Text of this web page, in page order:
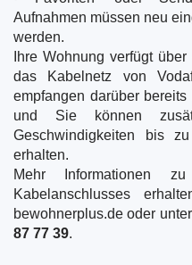
Aufnahmen müssen neu
werden.
Ihre Wohnung verfügt
das Kabelnetz von
empfangen darüber
und Sie können
Geschwindigkeiten bis
erhalten.
Mehr Informationen
Kabelanschlusses
bewohnerplus.de oder
87 77 39.